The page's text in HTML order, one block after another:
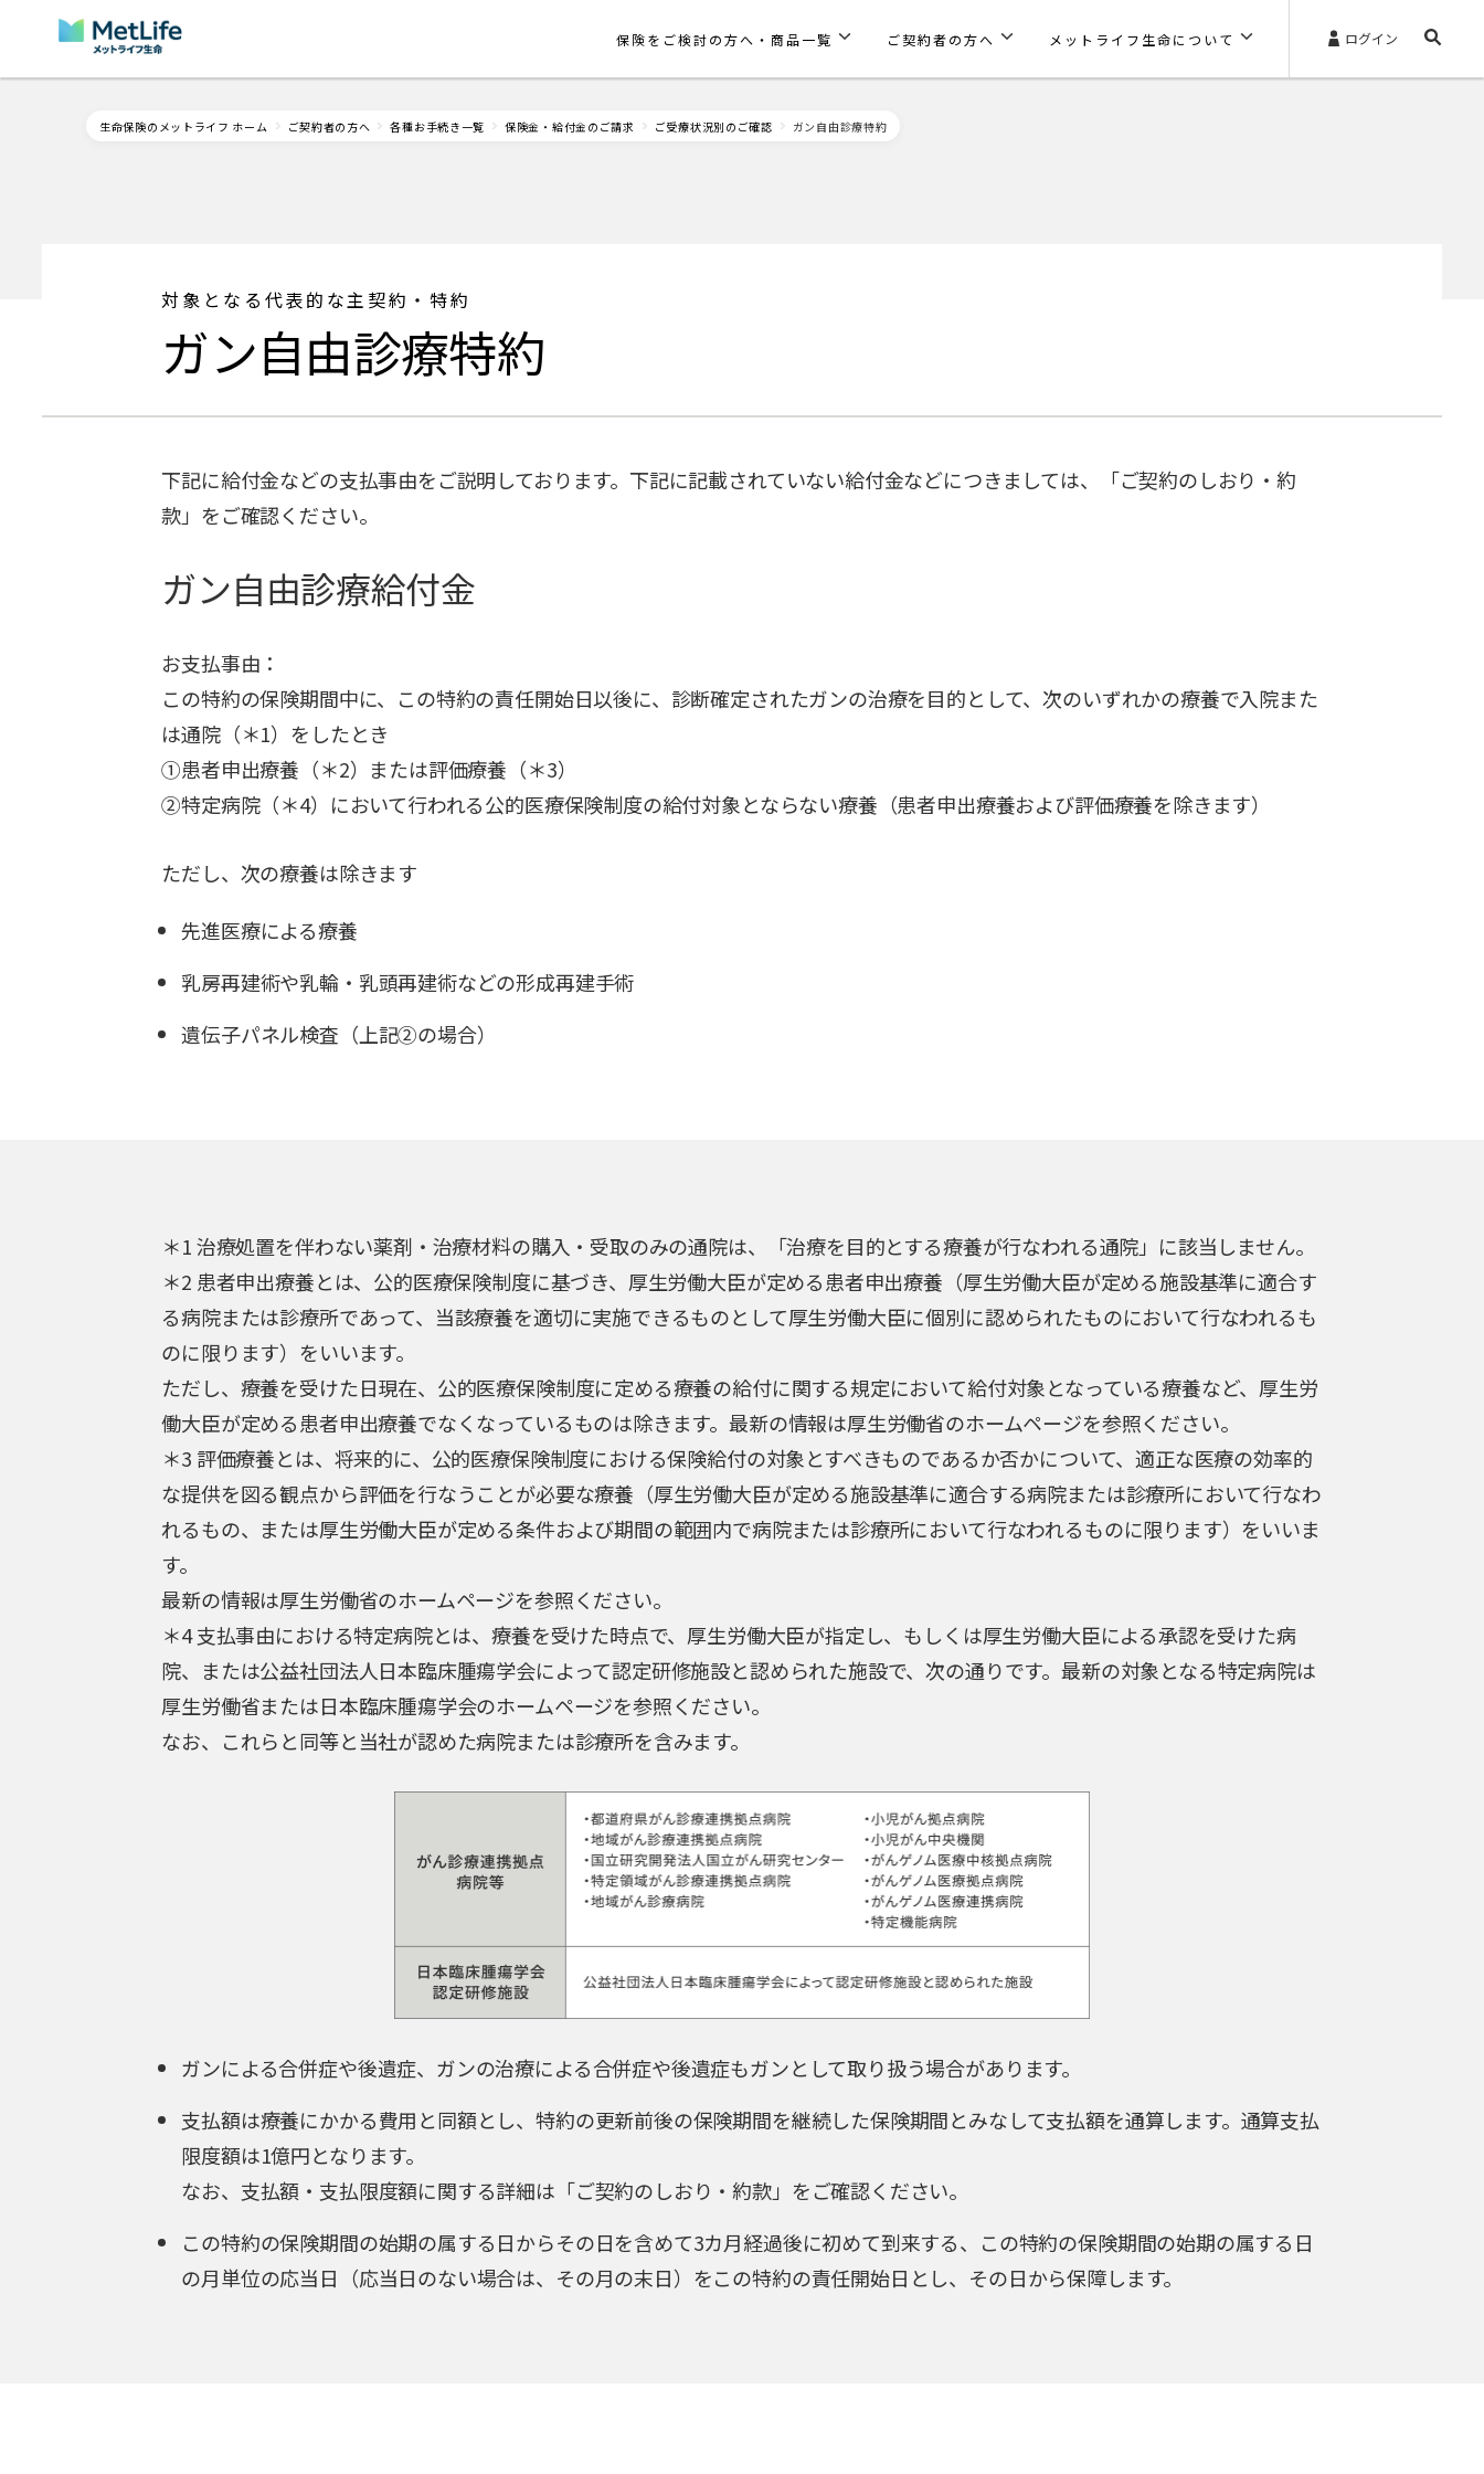
Skip Navigation
保険をご検討の方へ・商品一覧 ご契約者の方へ メットライフ生命について ログイン
生命保険のメットライフ ホーム ご契約者の方へ 各種お手続き一覧 保険金・給付金のご請求 ご受療状況別のご確認 ガン自由診療特約
対象となる代表的な主契約・特約
ガン自由診療特約
下記に給付金などの支払事由をご説明しております。下記に記載されていない給付金などにつきましては、「ご契約のしおり・約
款」をご確認ください。
ガン自由診療給付金
お支払事由：
この特約の保険期間中に、この特約の責任開始日以後に、診断確定されたガンの治療を目的として、次のいずれかの療養で入院また
は通院（＊1）をしたとき
①患者申出療養（＊2）または評価療養（＊3）
②特定病院（＊4）において行われる公的医療保険制度の給付対象とならない療養（患者申出療養および評価療養を除きます）
ただし、次の療養は除きます
先進医療による療養
乳房再建術や乳輪・乳頭再建術などの形成再建手術
遺伝子パネル検査（上記②の場合）
＊1 治療処置を伴わない薬剤・治療材料の購入・受取のみの通院は、「治療を目的とする療養が行なわれる通院」に該当しません。
＊2 患者申出療養とは、公的医療保険制度に基づき、厚生労働大臣が定める患者申出療養（厚生労働大臣が定める施設基準に適合す
る病院または診療所であって、当該療養を適切に実施できるものとして厚生労働大臣に個別に認められたものにおいて行なわれるも
のに限ります）をいいます。
ただし、療養を受けた日現在、公的医療保険制度に定める療養の給付に関する規定において給付対象となっている療養など、厚生労
働大臣が定める患者申出療養でなくなっているものは除きます。最新の情報は厚生労働省のホームページを参照ください。
＊3 評価療養とは、将来的に、公的医療保険制度における保険給付の対象とすべきものであるか否かについて、適正な医療の効率的
な提供を図る観点から評価を行なうことが必要な療養（厚生労働大臣が定める施設基準に適合する病院または診療所において行なわ
れるもの、または厚生労働大臣が定める条件および期間の範囲内で病院または診療所において行なわれるものに限ります）をいいま
す。
最新の情報は厚生労働省のホームページを参照ください。
＊4 支払事由における特定病院とは、療養を受けた時点で、厚生労働大臣が指定し、もしくは厚生労働大臣による承認を受けた病
院、または公益社団法人日本臨床腫瘍学会によって認定研修施設と認められた施設で、次の通りです。最新の対象となる特定病院は
厚生労働省または日本臨床腫瘍学会のホームページを参照ください。
なお、これらと同等と当社が認めた病院または診療所を含みます。
ガンによる合併症や後遺症、ガンの治療による合併症や後遺症もガンとして取り扱う場合があります。
支払額は療養にかかる費用と同額とし、特約の更新前後の保険期間を継続した保険期間とみなして支払額を通算します。通算支払
限度額は1億円となります。
なお、支払額・支払限度額に関する詳細は「ご契約のしおり・約款」をご確認ください。
この特約の保険期間の始期の属する日からその日を含めて3カ月経過後に初めて到来する、この特約の保険期間の始期の属する日
の月単位の応当日（応当日のない場合は、その月の末日）をこの特約の責任開始日とし、その日から保障します。